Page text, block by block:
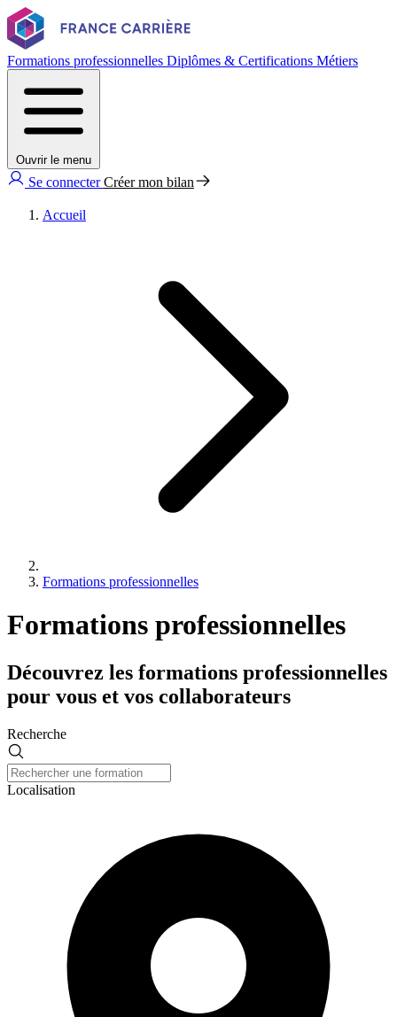
Formations professionnelles Diplômes & Certifications Métiers
Ouvrir le menu
Se connecterCréer mon bilan
Accueil
Formations professionnelles
Formations professionnelles
Découvrez les formations professionnelles
pour vous et vos collaborateurs
Recherche
Localisation